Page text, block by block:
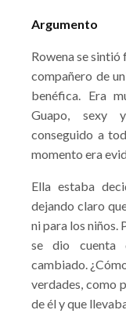
Argumento
Rowena se sintió
compañero de
benéfica. Era
Guapo, sexy
conseguido a
momento era
Ella estaba
dejando claro
ni para los niños.
se dio cuenta
cambiado.
verdades, como
de él y que